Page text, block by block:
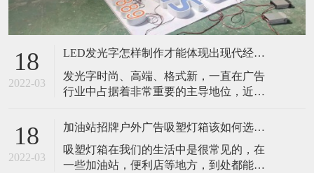
18
2022-03
LED发光字怎样制作才能体现出现代经济的创新性
发光字时尚、高端、格式新，一直在广告
行业中占据着非常重要的主导地位，近几
市场上的发光字，也越来越能体现出现代
字，每一个细节都展现出了发光字的多元
化趋势，成为现阶段广告设计制作中，最
18
2022-03
加油站招牌户外广告吸塑灯箱该如何选择光源
吸塑灯箱在我们的生活中是很常见的，在
一些加油站，便利店等地方，到处都能见